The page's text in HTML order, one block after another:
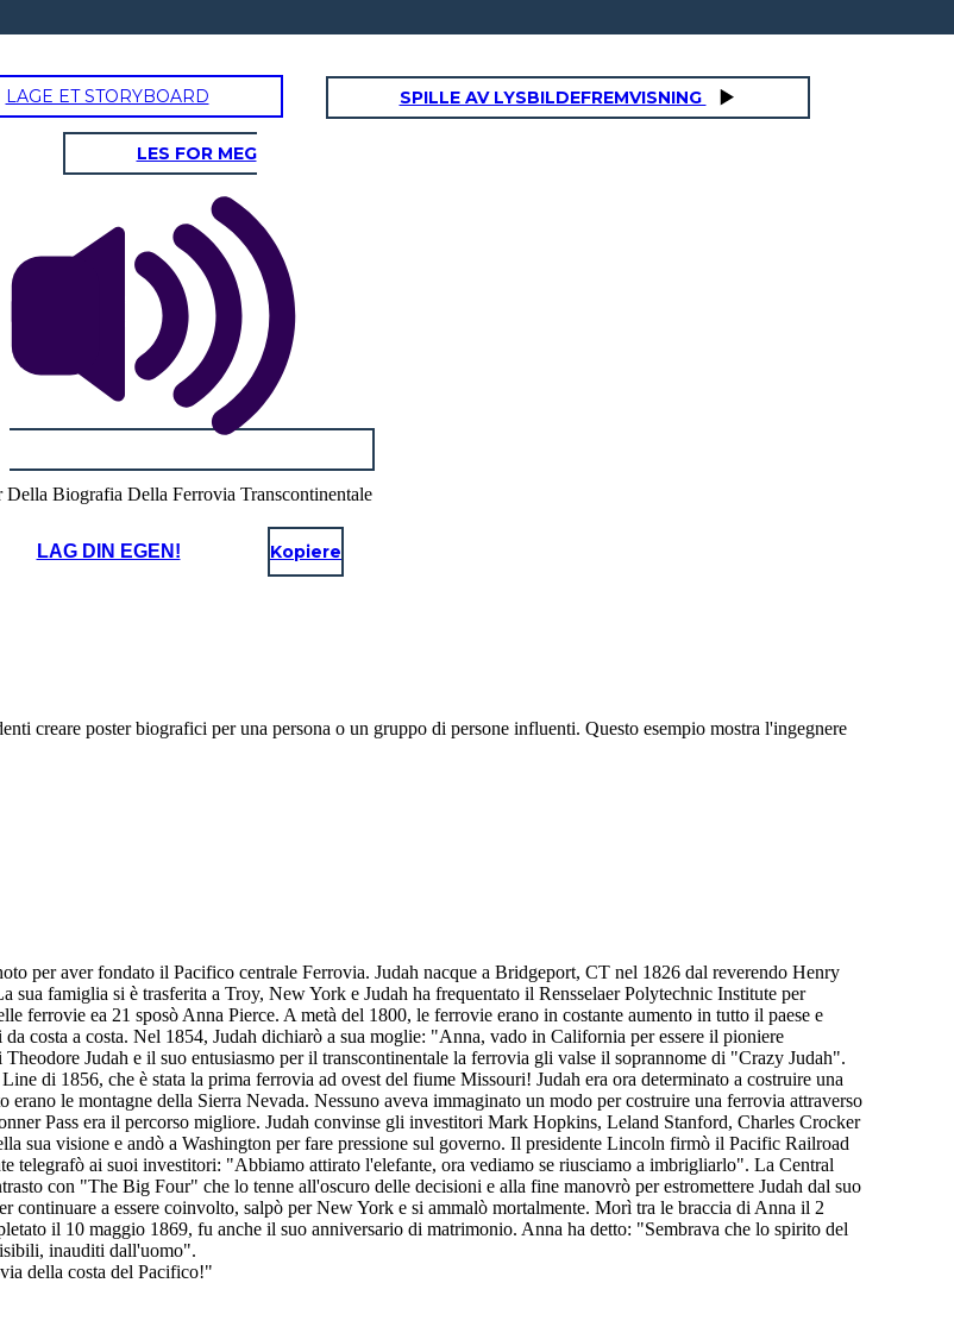
LAGE ET STORYBOARD SPILLE AV LYSBILDEFREMVISNING
LES FOR MEG
LAG DIN EGEN! Kopiere
creare poster biografici per una persona o un gruppo di persone influenti. Questo esempio mostra l'ingegnere
per aver fondato il Pacifico centrale Ferrovia. Judah nacque a Bridgeport, CT nel 1826 dal reverendo Henry
sua famiglia si è trasferita a Troy, New York e Judah ha frequentato il Rensselaer Polytechnic Institute per
ferrovie ea 21 sposò Anna Pierce. A metà del 1800, le ferrovie erano in costante aumento in tutto il paese e
costa a costa. Nel 1854, Judah dichiarò a sua moglie: "Anna, vado in California per essere il pioniere
Judah e il suo entusiasmo per il transcontinentale la ferrovia gli valse il soprannome di "Crazy Judah".
di 1856, che è stata la prima ferrovia ad ovest del fiume Missouri! Judah era ora determinato a costruire una
le montagne della Sierra Nevada. Nessuno aveva immaginato un modo per costruire una ferrovia attraverso
Pass era il percorso migliore. Judah convinse gli investitori Mark Hopkins, Leland Stanford, Charles Crocker
sua visione e andò a Washington per fare pressione sul governo. Il presidente Lincoln firmò il Pacific Railroad
telegrafò ai suoi investitori: "Abbiamo attirato l'elefante, ora vediamo se riusciamo a imbrigliarlo". La Central
con "The Big Four" che lo tenne all'oscuro delle decisioni e alla fine manovrò per estromettere Judah dal suo
continuare a essere coinvolto, salpò per New York e si ammalò mortalmente. Morì tra le braccia di Anna il 2
il 10 maggio 1869, fu anche il suo anniversario di matrimonio. Anna ha detto: "Sembrava che lo spirito del
inauditi dall'uomo".
della costa del Pacifico!"